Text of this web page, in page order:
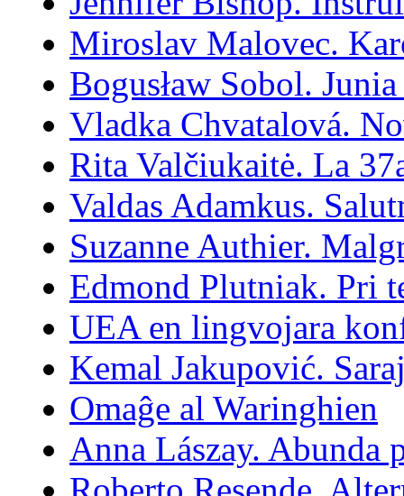
Miroslav Malovec.
Bogusław Sobol.
Vladka Chvatalová.
Rita Valčiukaitė. La
Valdas Adamkus.
Suzanne Authier.
Edmond Plutniak. Pri
UEA en lingvojara
Kemal Jakupović.
Omaĝe al Waringhien
Anna Lászay. Abunda